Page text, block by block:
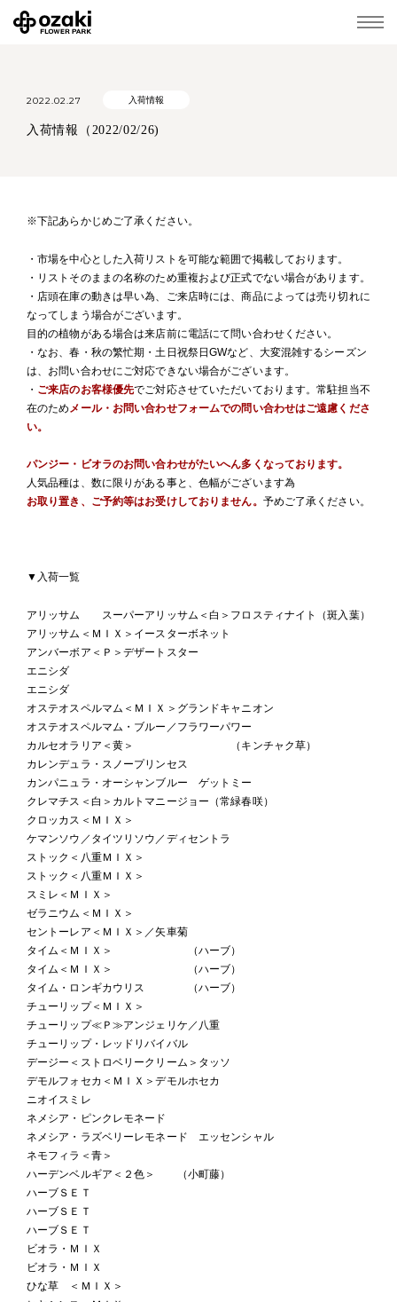
2022.02.27 入荷情報
入荷情報（2022/02/26)
※下記あらかじめご了承ください。
・市場を中心とした入荷リストを可能な範囲で掲載しております。
・リストそのままの名称のため重複および正式でない場合があります。
・店頭在庫の動きは早い為、ご来店時には、商品によっては売り切れに
なってしまう場合がございます。
目的の植物がある場合は来店前に電話にて問い合わせください。
・なお、春・秋の繁忙期・土日祝祭日GWなど、大変混雑するシーズン
は、お問い合わせにご対応できない場合がございます。
・ ご来店のお客様優先でご対応させていただいております。常駐担当不
在のため メール・お問い合わせフォームでの問い合わせはご遠慮くださ
い。
パンジー・ビオラのお問い合わせがたいへん多くなっております。
人気品種は、数に限りがある事と、色幅がございます為
お取り置き、ご予約等はお受けしておりません。 予めご了承ください。
▼入荷一覧
アリッサム スーパーアリッサム＜白＞フロスティナイト（斑入葉）
アリッサム＜ＭＩＸ＞イースターボネット
アンバーボア＜Ｐ＞デザートスター
エニシダ
エニシダ
オステオスペルマム＜ＭＩＸ＞グランドキャニオン
オステオスペルマム・ブルー／フラワーパワー
カルセオラリア＜黄＞ （キンチャク草）
カレンデュラ・スノープリンセス
カンパニュラ・オーシャンブルー ゲットミー
クレマチス＜白＞カルトマニージョー（常緑春咲）
クロッカス＜ＭＩＸ＞
ケマンソウ／タイツリソウ／ディセントラ
ストック＜八重ＭＩＸ＞
ストック＜八重ＭＩＸ＞
スミレ＜ＭＩＸ＞
ゼラニウム＜ＭＩＸ＞
セントーレア＜ＭＩＸ＞／矢車菊
タイム＜ＭＩＸ＞ （ハーブ）
タイム＜ＭＩＸ＞ （ハーブ）
タイム・ロンギカウリス （ハーブ）
チューリップ＜ＭＩＸ＞
チューリップ≪Ｐ≫アンジェリケ／八重
チューリップ・レッドリバイバル
デージー＜ストロベリークリーム＞タッソ
デモルフォセカ＜ＭＩＸ＞デモルホセカ
ニオイスミレ
ネメシア・ピンクレモネード
ネメシア・ラズベリーレモネード エッセンシャル
ネモフィラ＜青＞
ハーデンベルギア＜２色＞ （小町藤）
ハーブＳＥＴ
ハーブＳＥＴ
ハーブＳＥＴ
ビオラ・ＭＩＸ
ビオラ・ＭＩＸ
ひな草 ＜ＭＩＸ＞